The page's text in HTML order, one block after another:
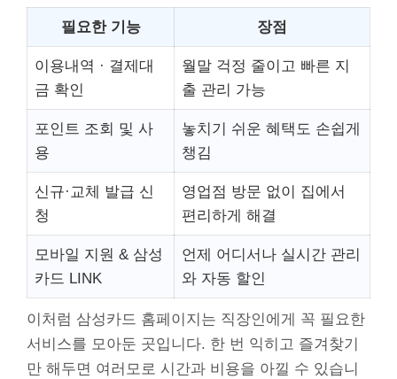
필요한 기능 장점
이용내역 · 결제대
금 확인
월말 걱정 줄이고 빠른 지
출 관리 가능
포인트 조회 및 사
용
놓치기 쉬운 혜택도 손쉽게
챙김
신규·교체 발급 신
청
영업점 방문 없이 집에서
편리하게 해결
모바일 지원 & 삼성
카드 LINK
언제 어디서나 실시간 관리
와 자동 할인
이처럼 삼성카드 홈페이지는 직장인에게 꼭 필요한
서비스를 모아둔 곳입니다. 한 번 익히고 즐겨찾기
만 해두면 여러모로 시간과 비용을 아낄 수 있습니